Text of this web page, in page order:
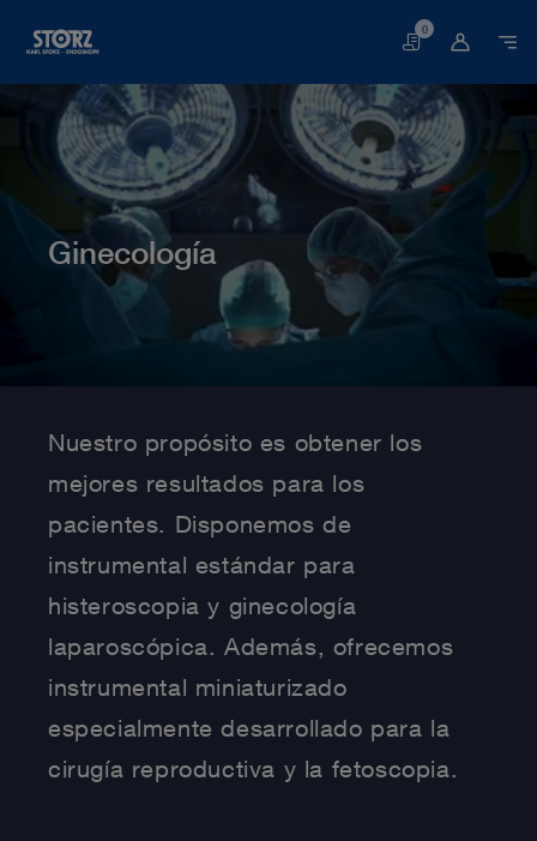
Cesta
0
Ginecología
Nuestro propósito es obtener los
mejores resultados para los
pacientes. Disponemos de
instrumental estándar para
histeroscopia y ginecología
laparoscópica. Además, ofrecemos
instrumental miniaturizado
especialmente desarrollado para la
cirugía reproductiva y la fetoscopia.